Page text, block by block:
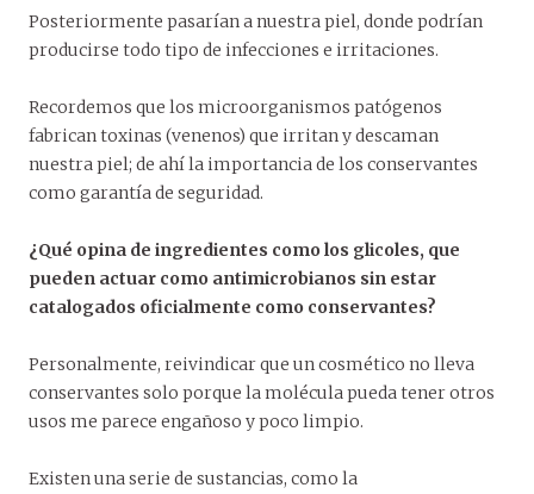
Posteriormente pasarían a nuestra piel, donde podrían
producirse todo tipo de infecciones e irritaciones.
Recordemos que los microorganismos patógenos
fabrican toxinas (venenos) que irritan y descaman
nuestra piel; de ahí la importancia de los conservantes
como garantía de seguridad.
¿Qué opina de ingredientes como los glicoles, que
pueden actuar como antimicrobianos sin estar
catalogados oficialmente como conservantes?
Personalmente, reivindicar que un cosmético no lleva
conservantes solo porque la molécula pueda tener otros
usos me parece engañoso y poco limpio.
Existen una serie de sustancias, como la